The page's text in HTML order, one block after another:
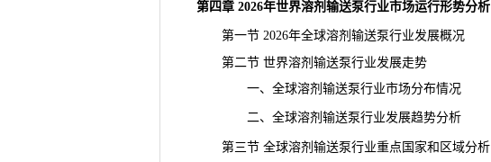
第四章 2026年世界溶剂输送泵行业市场运行形势分析
第一节 2026年全球溶剂输送泵行业发展概况
第二节 世界溶剂输送泵行业发展走势
一、全球溶剂输送泵行业市场分布情况
二、全球溶剂输送泵行业发展趋势分析
第三节 全球溶剂输送泵行业重点国家和区域分析